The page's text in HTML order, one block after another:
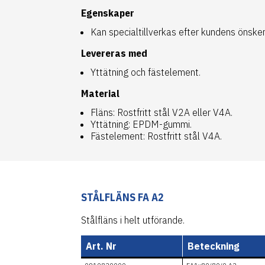
Egenskaper
Kan specialtillverkas efter kundens
Levereras med
Yttätning och fästelement.
Material
Fläns: Rostfritt stål V2A eller V4A.
Yttätning: EPDM-gummi.
Fästelement: Rostfritt stål V4A.
STÅLFLÄNS FA A2
Stålfläns i helt utförande.
Art. Nr Beteckning